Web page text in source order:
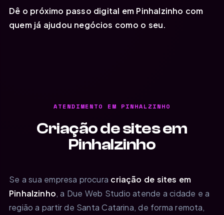
Dê o próximo passo digital em Pinhalzinho com
quem já ajudou negócios como o seu.
ATENDIMENTO EM PINHALZINHO
Criação de sites em
Pinhalzinho
Se a sua empresa procura criação de sites em
Pinhalzinho, a Due Web Studio atende a cidade e a
região a partir de Santa Catarina, de forma remota,